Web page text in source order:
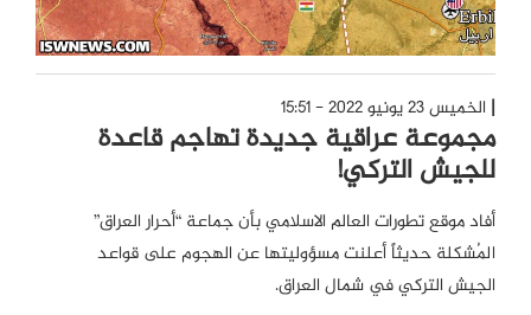
الخميس 23 يونيو 2022 - 15:51
مجموعة عراقية جديدة تهاجم قاعدة
للجيش التركي!
أفاد موقع تطورات العالم الاسلامي بأن جماعة “أحرار العراق”
المُشكلة حديثاً أعلنت مسؤوليتها عن الهجوم على قواعد
الجيش التركي في شمال العراق.